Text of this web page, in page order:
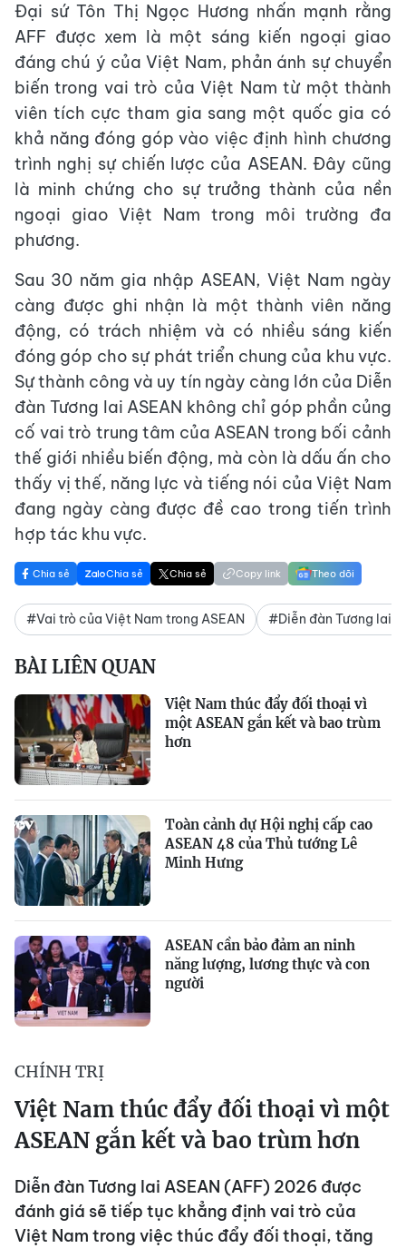
Đại sứ Tôn Thị Ngọc Hương nhấn mạnh rằng
AFF được xem là một sáng kiến ngoại giao
đáng chú ý của Việt Nam, phản ánh sự chuyển
biến trong vai trò của Việt Nam từ một thành
viên tích cực tham gia sang một quốc gia có
khả năng đóng góp vào việc định hình chương
trình nghị sự chiến lược của ASEAN. Đây cũng
là minh chứng cho sự trưởng thành của nền
ngoại giao Việt Nam trong môi trường đa
phương.
Sau 30 năm gia nhập ASEAN, Việt Nam ngày
càng được ghi nhận là một thành viên năng
động, có trách nhiệm và có nhiều sáng kiến
đóng góp cho sự phát triển chung của khu vực.
Sự thành công và uy tín ngày càng lớn của Diễn
đàn Tương lai ASEAN không chỉ góp phần củng
cố vai trò trung tâm của ASEAN trong bối cảnh
thế giới nhiều biến động, mà còn là dấu ấn cho
thấy vị thế, năng lực và tiếng nói của Việt Nam
đang ngày càng được đề cao trong tiến trình
hợp tác khu vực.
Chia sẻ Chia sẻ Chia sẻ Copy link Theo dõi
#Vai trò của Việt Nam trong ASEAN #Diễn đàn Tương lai
BÀI LIÊN QUAN
Việt Nam thúc đẩy đối thoại vì
một ASEAN gắn kết và bao trùm
hơn
Toàn cảnh dự Hội nghị cấp cao
ASEAN 48 của Thủ tướng Lê
Minh Hưng
ASEAN cần bảo đảm an ninh
năng lượng, lương thực và con
người
CHÍNH TRỊ
Việt Nam thúc đẩy đối thoại vì một
ASEAN gắn kết và bao trùm hơn
Diễn đàn Tương lai ASEAN (AFF) 2026 được
đánh giá sẽ tiếp tục khẳng định vai trò của
Việt Nam trong việc thúc đẩy đối thoại, tăng